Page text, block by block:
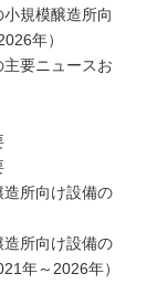
規模醸造所向
年）
要ニュースお
所向け設備の
所向け設備の
年～2026年）